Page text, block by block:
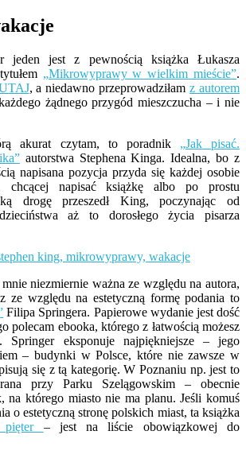
jeden jest z pewnością książka Łukasza
„Mikrowyprawy w wielkim mieście”.
, a niedawno przeprowadziłamz autorem
żądnego przygód mieszczucha – i nie
akurat czytam, to poradnik „Jak pisać.
autorstwa Stephena Kinga. Idealna, bo z
napisana pozycja przyda się każdej osobie
chcącej napisać książkę albo po prostu
drogę przeszedł King, poczynając od
aż to dorosłego życia pisarza
niezmiernie ważna ze względu na autora,
ze względu na estetyczną formę podania to
Filipa Springera. Papierowe wydanie jest dość
polecam ebooka, którego z łatwością możesz
Springer eksponuje najpiękniejsze – jego
– budynki w Polsce, które nie zawsze w
się z tą kategorię. W Poznaniu np. jest to
przy Parku Szelągowskim – obecnie
na którego miasto nie ma planu. Jeśli komuś
o estetyczną stronę polskich miast, ta książka
pięter – jest na liście obowiązkowej do